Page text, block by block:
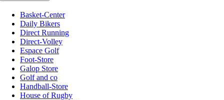
Basket-Center
Daily Bikers
Direct Running
Direct-Volley
Espace Golf
Foot-Store
Galop Store
Golf and co
Handball-Store
House of Rugby